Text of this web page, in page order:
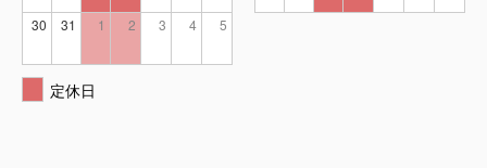
30 31 1 2 3 4 5
定休日